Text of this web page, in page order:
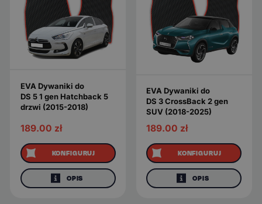
EVA Dywaniki do
DS 5 1 gen Hatchback 5
drzwi (2015-2018)
189.00 zł
KONFIGURUJ
OPIS
EVA Dywaniki do
DS 3 CrossBack 2 gen
SUV (2018-2025)
189.00 zł
KONFIGURUJ
OPIS